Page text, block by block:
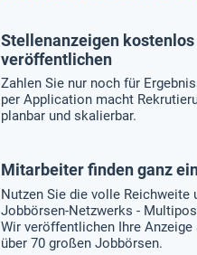
Stellenanzeigen kostenlos
veröffentlichen
Zahlen Sie nur noch für
per Application macht
planbar und skalierbar.
Mitarbeiter finden ganz
Nutzen Sie die volle Reichweite
Jobbörsen-Netzwerks -
Wir veröffentlichen Ihre
über 70 großen Jobbörsen.